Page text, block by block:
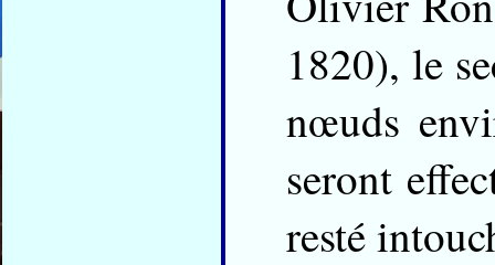
1820), le
nœuds
seront
resté